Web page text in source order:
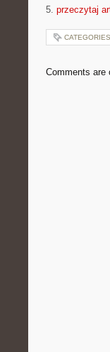
5. przeczytaj
Comments are